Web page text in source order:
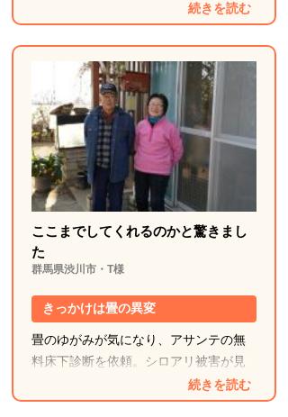
保証期間中は定期点検があるので安
薬剤も安全とのとで安心してお願いで
きました。定期点検があることで、こ
れからも安心して暮らせます。
続きを読む
ここまでしてくれるのかと驚きまし
た
群馬県渋川市・T様
きっかけは畳の異変
畳のゆがみが気になり、アサンテの無
料床下診断を依頼。シロアリ被害が見
つかり、すぐに対策をお願いしまし
た。
続きを読む